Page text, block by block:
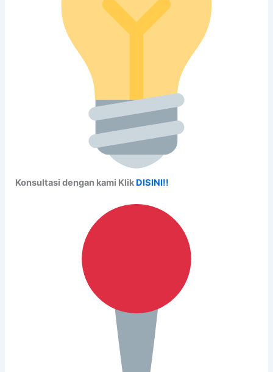
Konsultasi dengan kami Klik DISINI!!